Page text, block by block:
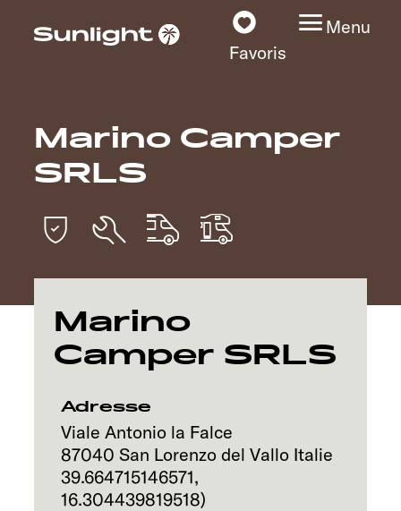
Favoris
Menu
Nos modèles
Recherchez votre
Nos concessionnaires
Découvrir
Service
Marino Camper
SRLS
Marino
Camper SRLS
Adresse
Viale Antonio la Falce
87040 San Lorenzo del Vallo Italie
39.664715146571,
16.304439819518)